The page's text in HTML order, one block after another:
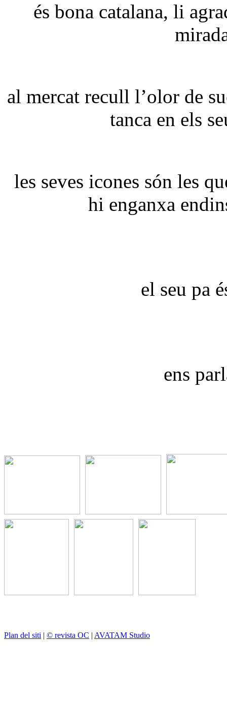
és bona catalana, li
al mercat recull l’olor de
tanca en els
les seves icones són les
hi enganxa
el seu pa
ens
Plan del siti | © revista OC | AVATAM Studio